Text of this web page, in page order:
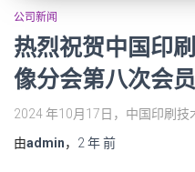
公司新闻
热烈祝贺中国印
像分会第八次会
2024 年10月17日，中国印刷技
由admin， 2 年前